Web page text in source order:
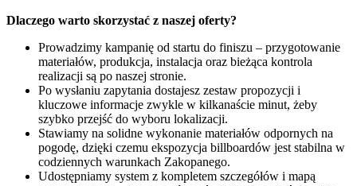
Dlaczego warto skorzystać z naszej oferty?
Prowadzimy kampanię od startu do finiszu – przygotowanie
materiałów, produkcja, instalacja oraz bieżąca kontrola
realizacji są po naszej stronie.
Po wysłaniu zapytania dostajesz zestaw propozycji i
kluczowe informacje zwykle w kilkanaście minut, żeby
szybko przejść do wyboru lokalizacji.
Stawiamy na solidne wykonanie materiałów odpornych na
pogodę, dzięki czemu ekspozycja billboardów jest stabilna w
codziennych warunkach Zakopanego.
Udostępniamy system z kompletem szczegółów i mapą